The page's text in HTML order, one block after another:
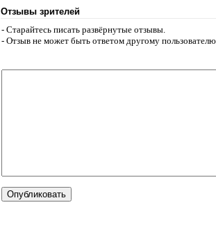
Отзывы зрителей
- Старайтесь писать развёрнутые отзывы.
- Отзыв не может быть ответом другому